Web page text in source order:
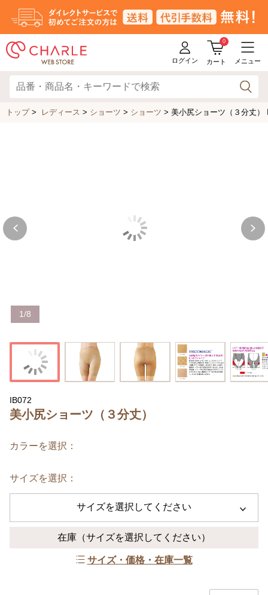
ログイン
0
カート メニュー
トップ> レディース > ショーツ > ショーツ > 美小尻ショーツ（３分丈）
1/8
IB072
美小尻ショーツ（３分丈）
カラーを選択：
サイズを選択：
サイズを選択してください
在庫 （サイズを選択してください）
サイズ・価格・在庫一覧